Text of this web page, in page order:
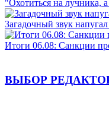
"Охотиться на лучника,
Загадочный звук
Итоги 06.08: Санкции
ВЫБОР